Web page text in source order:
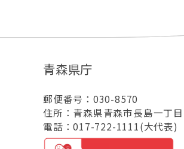
青森県庁
郵便番号：030-8570
住所：青森県青森市長島一丁
電話：017-722-1111(大代表)